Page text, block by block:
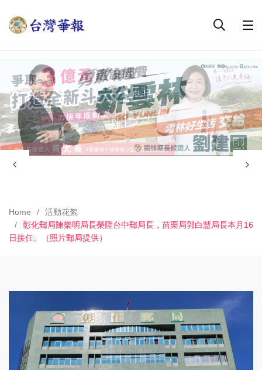
Home
活動花絮
彰化郵局陳樂明局長榮陞台中郵局長，苗栗局郭白慧局長本月16
日接任。（照片郵局提供）